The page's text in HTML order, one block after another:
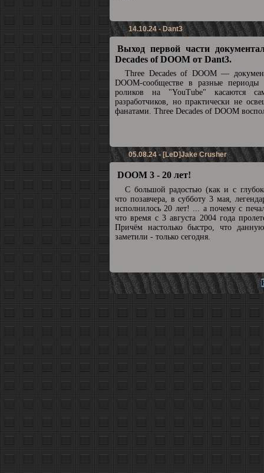
14.10.24 - Dant3
Выход первой части
Decades of DOOM от Dant3.
Three Decades of DOOM —
DOOM-сообществе в разные периоды
роликов на "YouTube" касаются
разработчиков, но практически не
фанатами. Three Decades of DOOM
05.08.24 - [LeD]Jake Crusher
DOOM 3 - 20 лет!
С большой радостью (как и с
что позавчера, в субботу 3 мая,
исполнилось 20 лет! ... а почему с
что время с 3 августа 2004 года
Причём настолько быстро, что
заметили - только сегодня.